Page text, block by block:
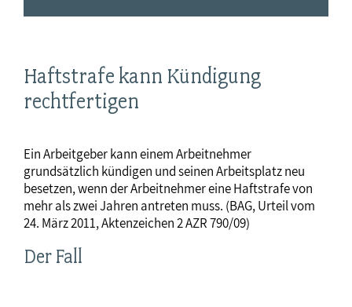
Haftstrafe kann Kündigung
rechtfertigen
Ein Arbeitgeber kann einem Arbeitnehmer
grundsätzlich kündigen und seinen Arbeitsplatz neu
besetzen, wenn der Arbeitnehmer eine Haftstrafe von
mehr als zwei Jahren antreten muss. (BAG, Urteil vom
24. März 2011, Aktenzeichen 2 AZR 790/09)
Der Fall